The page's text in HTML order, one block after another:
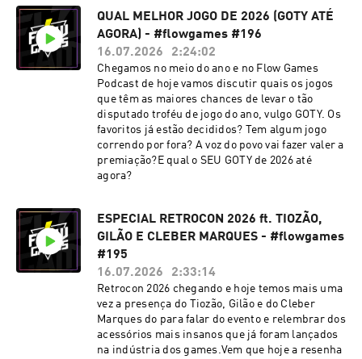
QUAL MELHOR JOGO DE 2026 (GOTY ATÉ
AGORA) - #flowgames #196
16.07.2026
2:24:02
Chegamos no meio do ano e no Flow Games
Podcast de hoje vamos discutir quais os jogos
que têm as maiores chances de levar o tão
disputado troféu de jogo do ano, vulgo GOTY. Os
favoritos já estão decididos? Tem algum jogo
correndo por fora? A voz do povo vai fazer valer a
premiação?E qual o SEU GOTY de 2026 até
agora?
ESPECIAL RETROCON 2026 ft. TIOZÃO,
GILÃO E CLEBER MARQUES - #flowgames
#195
16.07.2026
2:33:14
Retrocon 2026 chegando e hoje temos mais uma
vez a presença do Tiozão, Gilão e do Cleber
Marques do para falar do evento e relembrar dos
acessórios mais insanos que já foram lançados
na indústria dos games.Vem que hoje a resenha